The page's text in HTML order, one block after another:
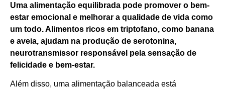
Uma alimentação equilibrada pode promover o bem-
estar emocional e melhorar a qualidade de vida como
um todo. Alimentos ricos em triptofano, como banana
e aveia, ajudam na produção de serotonina,
neurotransmissor responsável pela sensação de
felicidade e bem-estar.
Além disso, uma alimentação balanceada está